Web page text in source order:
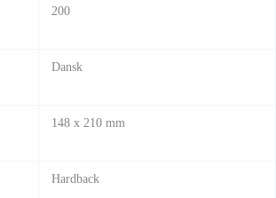
200
Dansk
148 x 210 mm
Hardback